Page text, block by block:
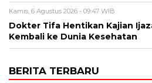
Kamis, 6 Agustus 2026 - 09:47 WIB
Dokter Tifa Hentikan Kajian
Kembali ke Dunia Kesehatan
BERITA TERBARU